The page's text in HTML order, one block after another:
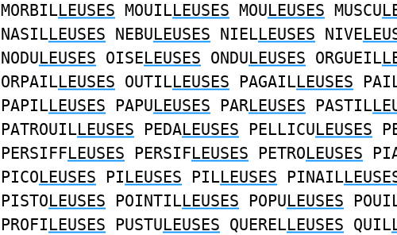
MORBILLEUSES MOUILLEUSES MOULEUSES MUSCU
NASILLEUSES NEBULEUSES NIELLEUSES NIVE
NODULEUSES OISELEUSES ONDULEUSES ORGUEIL
ORPAILLEUSES OUTILLEUSES PAGAILLEUSES
PAPILLEUSES PAPULEUSES PARLEUSES PASTIL
PATROUILLEUSES PEDALEUSES PELLICULEUSES
PERSIFFLEUSES PERSIFLEUSES PETROLEUSES
PICOLEUSES PILEUSES PILLEUSES PINAIL
PISTOLEUSES POINTILLEUSES POPULEUSES
PROFILEUSES PUSTULEUSES QUERELLEUSES QUIL